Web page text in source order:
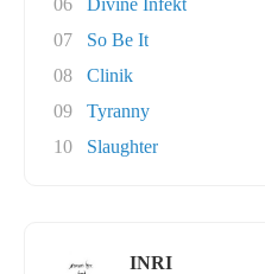
06
Divine Infekt
07
So Be It
08
Clinik
09
Tyranny
10
Slaughter
INRI